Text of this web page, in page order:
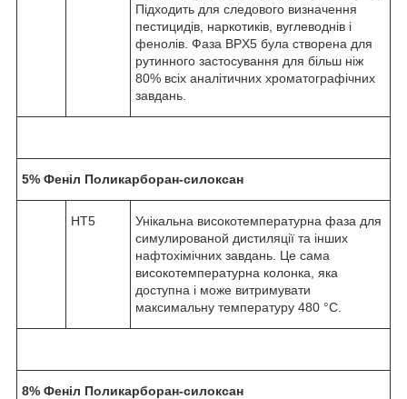
Підходить для следового визначення
пестицидів, наркотиків, вуглеводнів і
фенолів. Фаза BPX5 була створена для
рутинного застосування для більш ніж
80% всіх аналітичних хроматографічних
завдань.
5% Феніл Поликарборан-силоксан
HT5
Унікальна високотемпературна фаза для
симулированой дистиляції та інших
нафтохімічних завдань. Це сама
високотемпературна колонка, яка
доступна і може витримувати
максимальну температуру 480 °С.
8% Феніл Поликарборан-силоксан